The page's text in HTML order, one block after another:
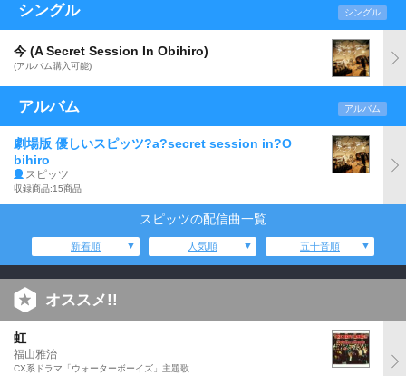
シングル シングル
今 (A Secret Session In Obihiro)
(アルバム購入可能)
アルバム アルバム
劇場版 優しいスピッツ?a?secret session in?O
bihiro
スピッツ
収録商品:15商品
スピッツの配信曲一覧
新着順 人気順 五十音順
オススメ!!
虹
福山雅治
CX系ドラマ「ウォーターボーイズ」主題歌